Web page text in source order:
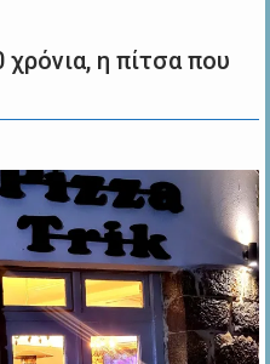
η πίτσα που